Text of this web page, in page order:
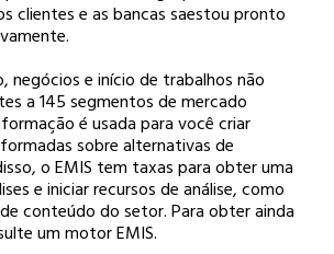
clientes e as bancas saestou pronto
negócios e início de trabalhos não
a 145 segmentos de mercado
é usada para você criar
sobre alternativas de
o EMIS tem taxas para obter uma
e iniciar recursos de análise, como
conteúdo do setor. Para obter ainda
um motor EMIS.